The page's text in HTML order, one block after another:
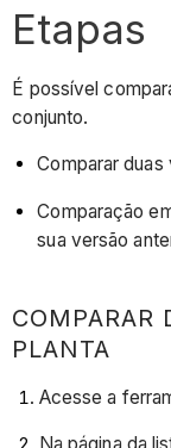
Etapas
É possível
conjunto.
Comparar duas
Comparação
sua versão
COMPARAR
PLANTA
Acesse a